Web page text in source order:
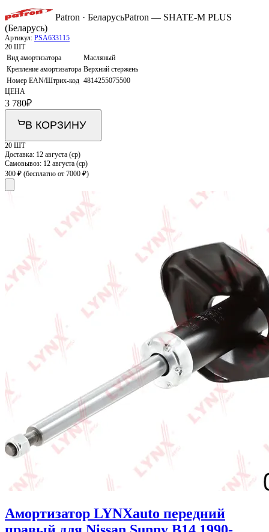
Patron · БеларусьPatron — SHATE-M PLUS
(Беларусь)
Артикул: PSA633115
20 ШТ
Вид амортизатора
Масляный
Крепление амортизатора Верхний стержень
Номер EAN/Штрих-код 4814255075500
ЦЕНА
3 780₽
В КОРЗИНУ
20 ШТ
Доставка: 12 августа (ср)
Самовывоз: 12 августа (ср)
300 ₽ (бесплатно от 7000 ₽)
Амортизатор LYNXauto передний